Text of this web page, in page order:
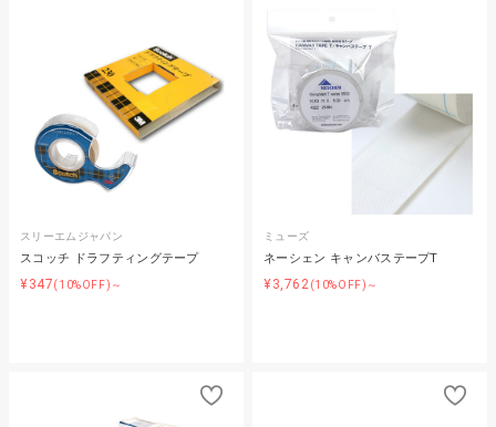
スリーエムジャパン
スコッチ ドラフティングテープ
¥347(10%OFF)～
ミューズ
ネーシェン キャンバステープT
¥3,762(10%OFF)～